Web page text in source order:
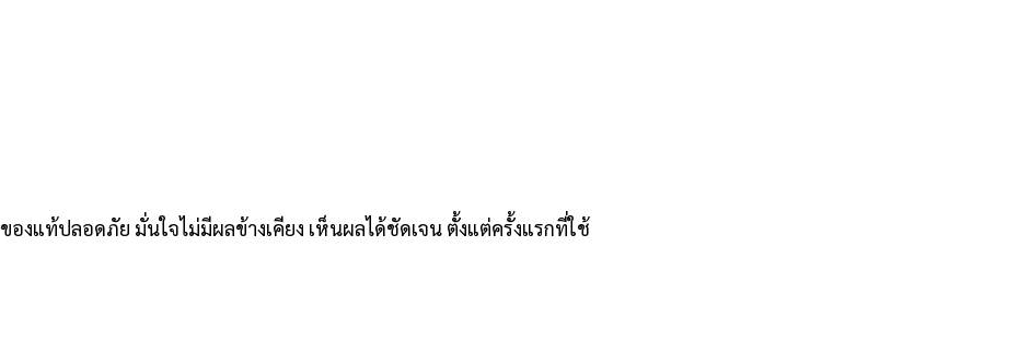
ของแท้ปลอดภัย มั่นใจไม่มีผลข้างเคียง เห็นผลได้ชัดเจน ตั้งแต่ครั้งแรกที่ใช้